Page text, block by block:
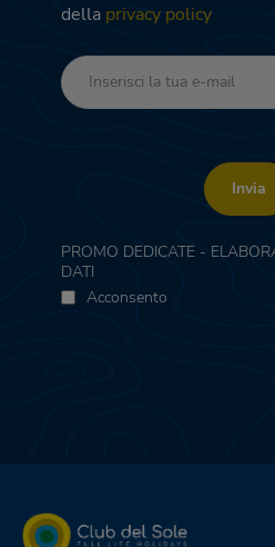
della privacy policy
Invia
PROMO DEDICATE -
DATI
Acconsento